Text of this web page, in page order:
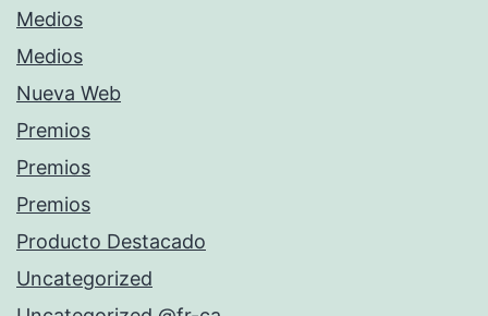
Medios
Medios
Nueva Web
Premios
Premios
Premios
Producto Destacado
Uncategorized